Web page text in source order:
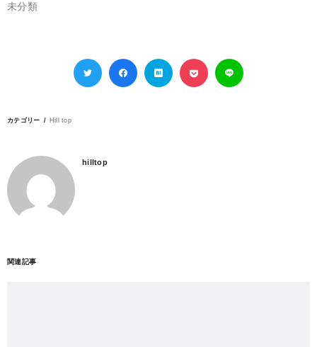
未分類
カテゴリー Hill top
hilltop
関連記事